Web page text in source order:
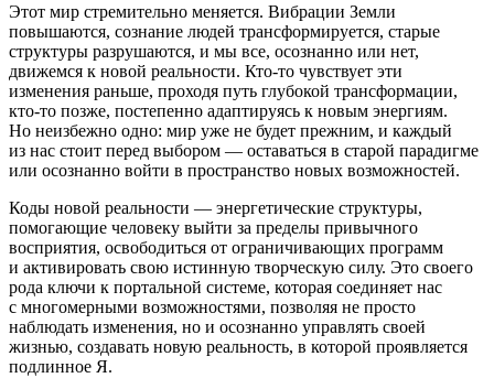
Этот мир стремительно меняется. Вибрации Земли
повышаются, сознание людей трансформируется, старые
структуры разрушаются, и мы все, осознанно или нет,
движемся к новой реальности. Кто-то чувствует эти
изменения раньше, проходя путь глубокой трансформации,
кто-то позже, постепенно адаптируясь к новым энергиям.
Но неизбежно одно: мир уже не будет прежним, и каждый
из нас стоит перед выбором — оставаться в старой парадигме
или осознанно войти в пространство новых возможностей.
Коды новой реальности — энергетические структуры,
помогающие человеку выйти за пределы привычного
восприятия, освободиться от ограничивающих программ
и активировать свою истинную творческую силу. Это своего
рода ключи к портальной системе, которая соединяет нас
с многомерными возможностями, позволяя не просто
наблюдать изменения, но и осознанно управлять своей
жизнью, создавать новую реальность, в которой проявляется
подлинное Я.